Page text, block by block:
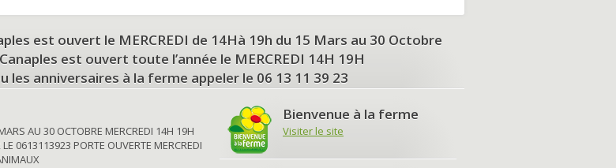
est ouvert le MERCREDI de 14Hà 19h du 15 Mars au 30 Octobre
est ouvert toute l’année le MERCREDI 14H 19H
les anniversaires à la ferme appeler le 06 13 11 39 23
AU 30 OCTOBRE MERCREDI 14H 19H
0613113923 PORTE OUVERTE MERCREDI
Bienvenue à la ferme
Visiter le site